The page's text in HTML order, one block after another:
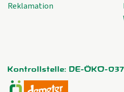
Reklamation
Kontrollstelle: DE-ÖKO-037
Externer Link zu https://